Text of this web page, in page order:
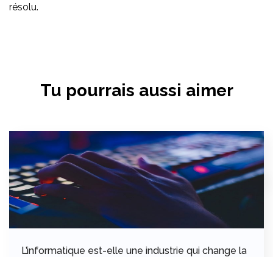
résolu.
Tu pourrais aussi aimer
L’informatique est-elle une industrie qui change la